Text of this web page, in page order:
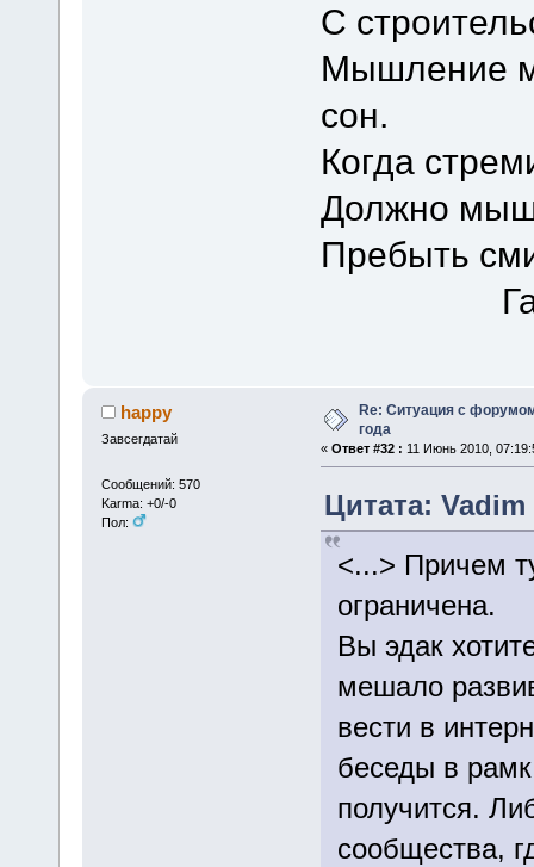
С
Мышление
сон.
Когда
Должно
Пребыть
happy
Завсегдатай
Сообщений: 570
Karma: +0/-0
Пол:
Re: Ситуация с
года
« Ответ #32 : 11 Июнь 2010,
Цитата:
<...> Причем
ограничена.
Вы эдак
мешало
вести в
беседы в
получится.
сообщества,